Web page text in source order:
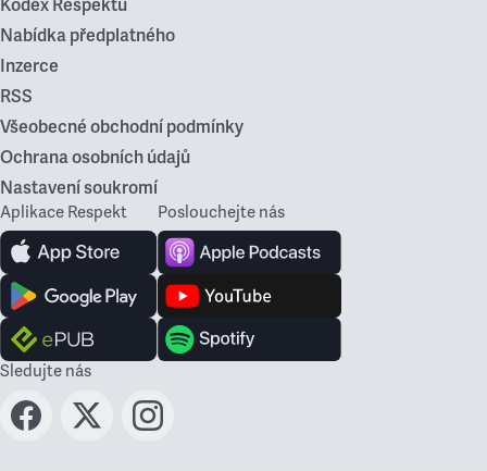
Kodex Respektu
Nabídka předplatného
Inzerce
RSS
Všeobecné obchodní podmínky
Ochrana osobních údajů
Nastavení soukromí
Aplikace Respekt Poslouchejte nás
Sledujte nás